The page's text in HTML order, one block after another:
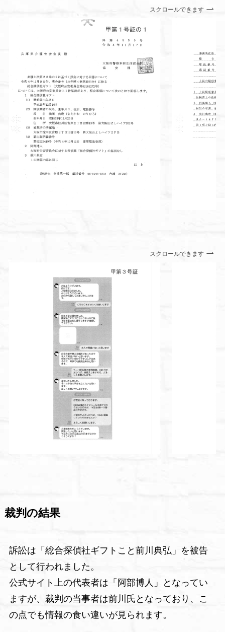
スクロールできます
スクロールできます
裁判の結果
訴訟は「総合探偵社ギフトこと前川典弘」を被告
として行われました。
公式サイト上の代表者は「阿部博人」となってい
ますが、裁判の当事者は前川氏となっており、こ
の点でも情報の食い違いが見られます。